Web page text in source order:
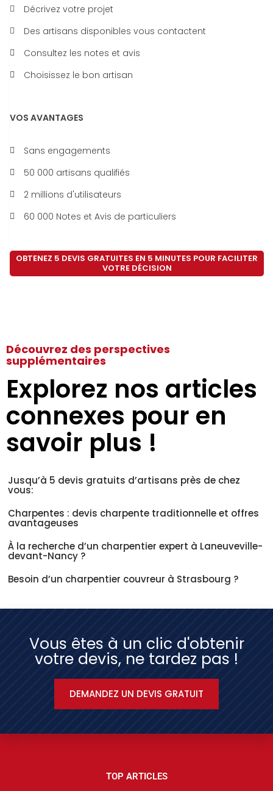
Décrivez votre projet
Des artisans disponibles vous contactent
Consultez les notes et avis
Choisissez le bon artisan
VOS AVANTAGES
Sans engagements
50 000 artisans qualifiés
2 millions d'utilisateurs
60 000 Notes et Avis de particuliers
OBTENEZ 5 DEVIS GRATUITES EN 5 MINUTES POUR FACILITER
VOTRE DÉCISION
Découvrez des perspectives
supplémentaires
Explorez nos articles
connexes pour en
savoir plus !
Jusqu’à 5 devis gratuits d’artisans près de chez
vous:
Charpentes : devis charpente traditionnelle et offres
avantageuses
À la recherche d’un charpentier expert à Laneuveville-
devant-Nancy ?
Besoin d’un charpentier couvreur à Strasbourg ?
Vous êtes à un clic d'obtenir
votre devis, ne tardez pas !
DEMANDEZ UN DEVIS GRATUIT
TOP ARTICLES